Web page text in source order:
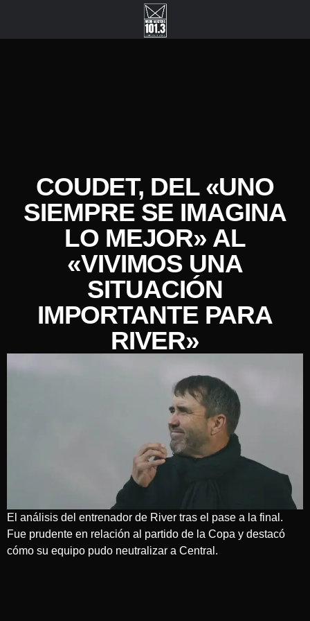
COUDET, DEL «UNO
SIEMPRE SE IMAGINA
LO MEJOR» AL
«VIVIMOS UNA
SITUACIÓN
IMPORTANTE PARA
RIVER»
El análisis del entrenador de River tras el pase a la final.
Fue prudente en relación al partido de la Copa y destacó
cómo su equipo pudo neutralizar a Central.